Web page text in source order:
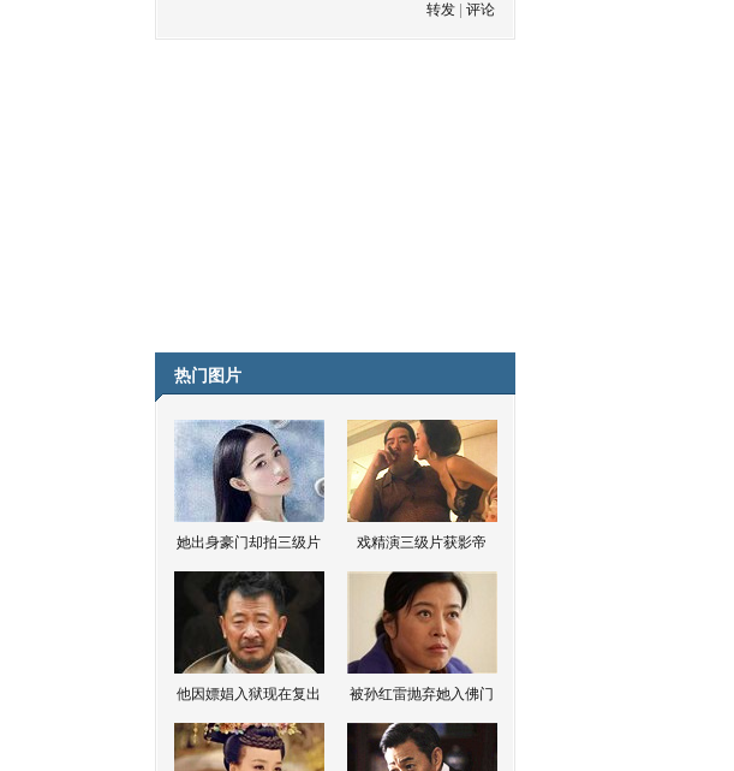
转发
评论
热门图片
她出身豪门却拍三级片 戏精演三级片获影帝
他因嫖娼入狱现在复出 被孙红雷抛弃她入佛门